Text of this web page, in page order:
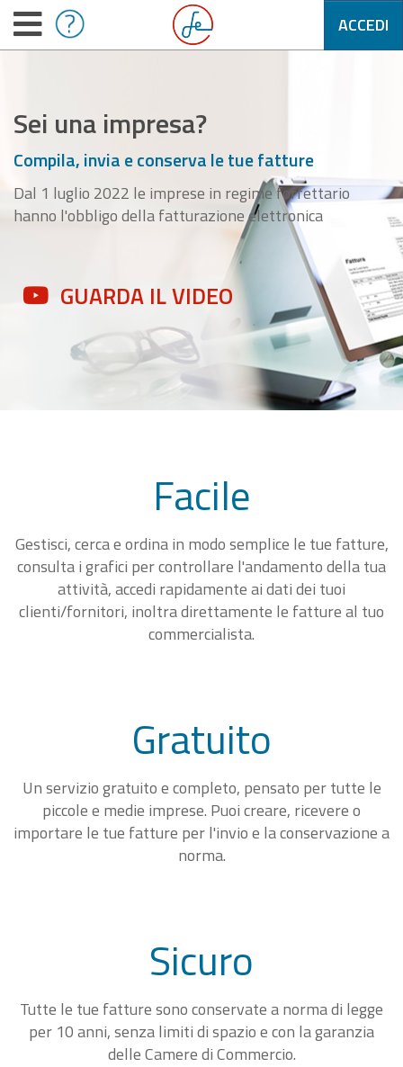
ACCEDI
Sei una impresa?
Compila, invia e conserva le tue fatture
Dal 1 luglio 2022 le imprese in regime forfettario
hanno l'obbligo della fatturazione elettronica
GUARDA IL VIDEO
Facile
Gestisci, cerca e ordina in modo semplice le tue fatture,
consulta i grafici per controllare l'andamento della tua
attività, accedi rapidamente ai dati dei tuoi
clienti/fornitori, inoltra direttamente le fatture al tuo
commercialista.
Gratuito
Un servizio gratuito e completo, pensato per tutte le
piccole e medie imprese. Puoi creare, ricevere o
importare le tue fatture per l'invio e la conservazione a
norma.
Sicuro
Tutte le tue fatture sono conservate a norma di legge
per 10 anni, senza limiti di spazio e con la garanzia
delle Camere di Commercio.